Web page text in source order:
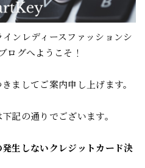
ンレディースファッションシ
ログへようこそ！
ましてご案内申し上げます。
記の通りでございます。
生しないクレジットカード決